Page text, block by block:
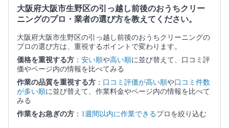
大阪府大阪市生野区の引っ越し前後のおうちクリー
ニングのプロ・業者の選び方を教えてください。
大阪府大阪市生野区の引っ越し前後のおうちクリーニングの
プロの選び方は、重視するポイントで変わります。
価格を重視する方 ： 安い順や高い順に並び替えて、口コミ評
価やページ内の情報を比べてみる
作業の品質を重視する方 ： 口コミ評価が高い順や口コミ件数
が多い順に並び替えて、作業料金やページ内の情報を比べて
みる
作業をお急ぎの方 ： 1週間以内に作業できるプロを絞り込む